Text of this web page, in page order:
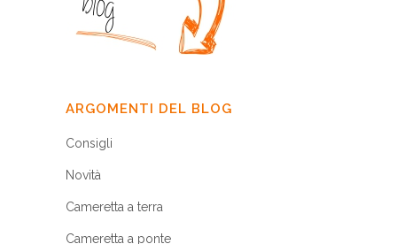
ARGOMENTI DEL BLOG
Consigli
Novità
Cameretta a terra
Cameretta a ponte